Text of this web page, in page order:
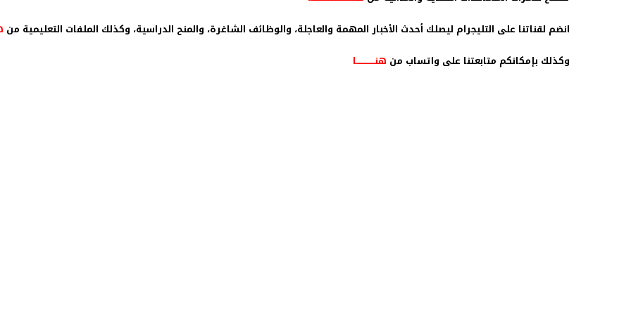
انضم لقناتنا على التليجرام ليصلك أحدث الأخبار المهمة والعاجلة، والوظائف الشاغرة، والمنح الدراسية، وكذلك الملفات التعليمية من
وكذلك بإمكانكم متابعتنا على واتساب من هنـــــــــــــا